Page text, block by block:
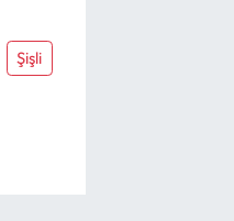
Şişli